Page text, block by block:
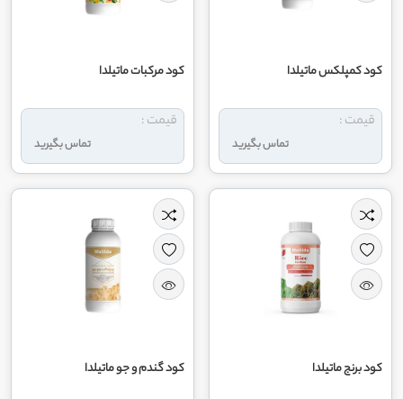
کود کمپلکس ماتیلدا
تماس بگیرید
قیمت :
کود مرکبات ماتیلدا
تماس بگیرید
قیمت :
کود برنج ماتیلدا کود گندم و جو ماتیلدا